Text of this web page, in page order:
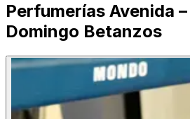
Perfumerías Avenida
Domingo Betanzos